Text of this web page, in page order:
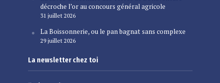
décroche l’or au concours général agricole
31 juillet 2026
La Boissonnerie, ou le pan bagnat sans complexe
29 juillet 2026
La newsletter chez toi